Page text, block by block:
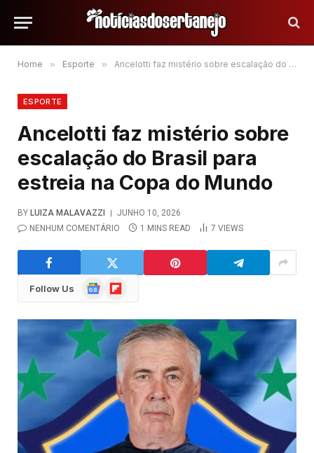
Home » Esporte » Ancelotti faz mistério sobre escalação do Brasil para estreia na Copa do Mundo
ESPORTE
Ancelotti faz mistério sobre
escalação do Brasil para
estreia na Copa do Mundo
BY LUIZA MALAVAZZI
JUNHO 10, 2026
NENHUM COMENTÁRIO
1 MINS READ 7 VIEWS
Follow Us
GoogleFlipboard